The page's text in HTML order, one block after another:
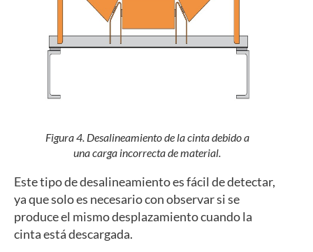
Figura 4. Desalineamiento de la cinta debido a
una carga incorrecta de material.
Este tipo de desalineamiento es fácil de detectar,
ya que solo es necesario con observar si se
produce el mismo desplazamiento cuando la
cinta está descargada.